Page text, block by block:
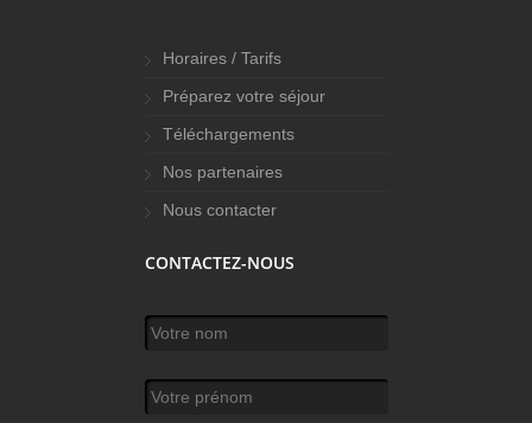
Horaires / Tarifs
Préparez votre séjour
Téléchargements
Nos partenaires
Nous contacter
CONTACTEZ-NOUS
Votre nom
Votre prénom